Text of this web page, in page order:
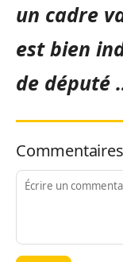
un cadre
est bien
de député
Commentaires